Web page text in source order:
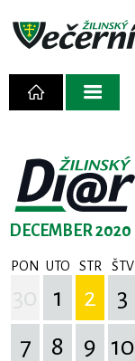
DECEMBER 2020
PON UTO STR ŠTV
1 2 3
7
8 9 10